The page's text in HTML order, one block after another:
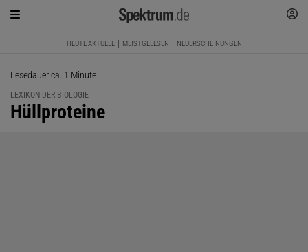
HEUTE AKTUELL MEISTGELESEN NEUERSCHEINUNGEN
Lesedauer ca. 1 Minute
LEXIKON DER BIOLOGIE
:
Hüllproteine